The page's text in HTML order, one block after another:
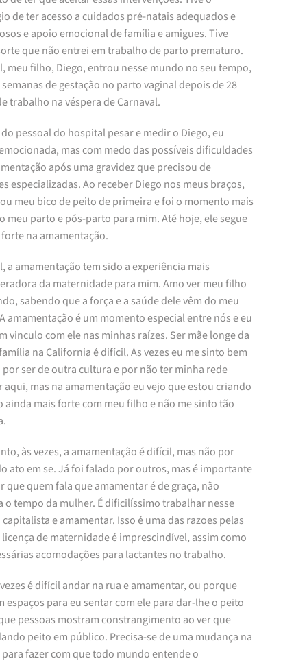
de ter acesso a cuidados pré-natais adequados e
e apoio emocional de família e amigues. Tive
que não entrei em trabalho de parto prematuro.
meu filho, Diego, entrou nesse mundo no seu tempo,
de gestação no parto vaginal depois de 28
trabalho na véspera de Carnaval.
pessoal do hospital pesar e medir o Diego, eu
mas com medo das possíveis dificuldades
após uma gravidez que precisou de
especializadas. Ao receber Diego nos meus braços,
meu bico de peito de primeira e foi o momento mais
meu parto e pós-parto para mim. Até hoje, ele segue
na amamentação.
a amamentação tem sido a experiência mais
da maternidade para mim. Amo ver meu filho
sabendo que a força e a saúde dele vêm do meu
amamentação é um momento especial entre nós e eu
vinculo com ele nas minhas raízes. Ser mãe longe da
na California é difícil. As vezes eu me sinto bem
ser de outra cultura e por não ter minha rede
mas na amamentação eu vejo que estou criando
ainda mais forte com meu filho e não me sinto tão
às vezes, a amamentação é difícil, mas não por
ato em se. Já foi falado por outros, mas é importante
que quem fala que amamentar é de graça, não
o tempo da mulher. É dificilíssimo trabalhar nesse
e amamentar. Isso é uma das razoes pelas
de maternidade é imprescindível, assim como
acomodações para lactantes no trabalho.
é difícil andar na rua e amamentar, ou porque
espaços para eu sentar com ele para dar-lhe o peito
pessoas mostram constrangimento ao ver que
peito em público. Precisa-se de uma mudança na
fazer com que todo mundo entende o